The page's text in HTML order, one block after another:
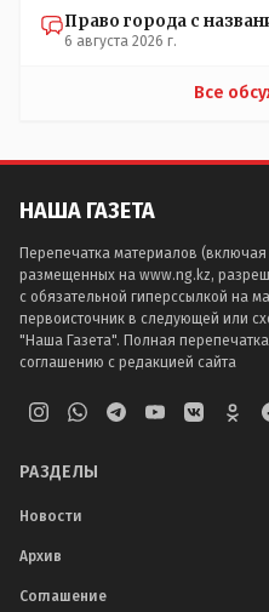
Право города с
6 августа 2026 г.
Все
НАША ГАЗЕТА
Перепечатка материалов
размещенных на www.ng.kz,
с обязательной гиперссылкой на
первоисточник в следующей или
"Наша Газета". Полная
соглашению с редакцией сайта
РАЗДЕЛЫ
Новости
Архив
Соглашение